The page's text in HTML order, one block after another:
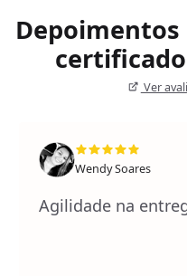
Depoimentos
Ver
Wendy Soares
Agilidade na